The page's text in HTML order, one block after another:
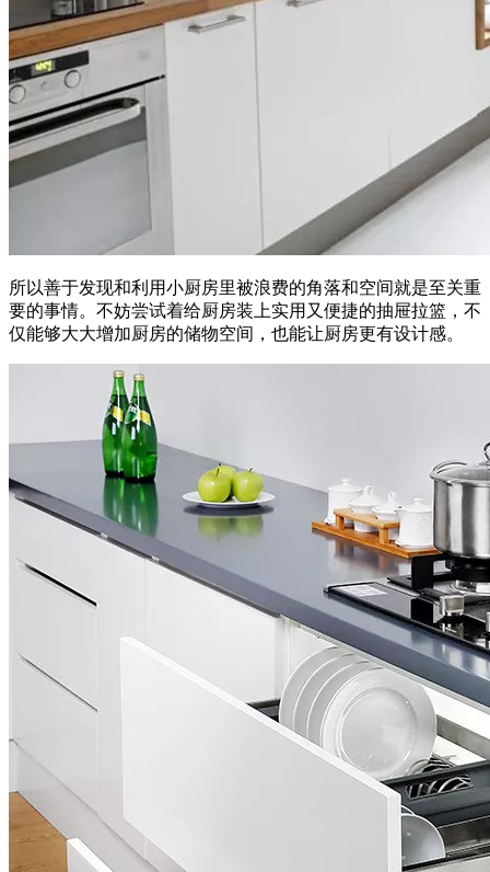
所以善于发现和利用小厨房里被浪费的角落和空间就是至关重
要的事情。不妨尝试着给厨房装上实用又便捷的抽屉拉篮，不
仅能够大大增加厨房的储物空间，也能让厨房更有设计感。